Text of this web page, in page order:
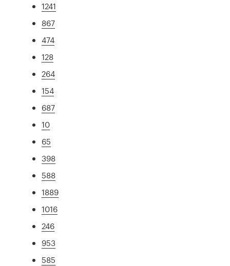
1241
867
474
128
264
154
687
10
65
398
588
1889
1016
246
953
585